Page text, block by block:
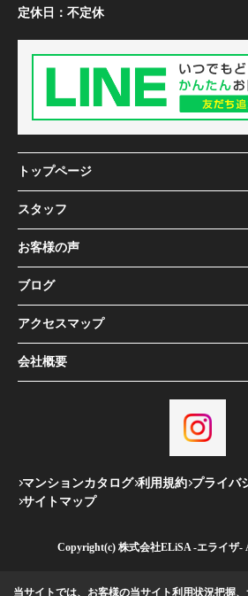
定休日： 不定休
トップページ
スタッフ
お客様の声
ブログ
アクセスマップ
会社概要
マンションカタログ 利用規約 プライバ
サイトマップ
Copyright(c) 株式会社ELiSA -エライザ-
当サイトでは、お客様の当サイト利用状況把握